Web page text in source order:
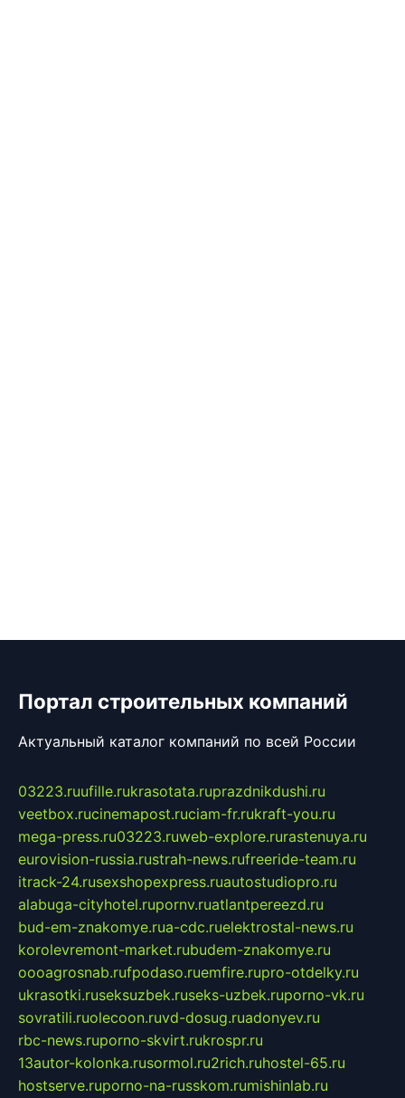
Портал строительных компаний
Актуальный каталог компаний по всей России
03223.ruufille.rukrasotata.ruprazdnikdushi.ru
veetbox.rucinemapost.ruciam-fr.rukraft-you.ru
mega-press.ru03223.ruweb-explore.rurastenuya.ru
eurovision-russia.rustrah-news.rufreeride-team.ru
itrack-24.rusexshopexpress.ruautostudiopro.ru
alabuga-cityhotel.rupornv.ruatlantpereezd.ru
bud-em-znakomye.rua-cdc.ruelektrostal-news.ru
korolevremont-market.rubudem-znakomye.ru
oooagrosnab.rufpodaso.ruemfire.rupro-otdelky.ru
ukrasotki.ruseksuzbek.ruseks-uzbek.ruporno-vk.ru
sovratili.ruolecoon.ruvd-dosug.ruadonyev.ru
rbc-news.ruporno-skvirt.rukrospr.ru
13autor-kolonka.rusormol.ru2rich.ruhostel-65.ru
hostserve.ruporno-na-russkom.rumishinlab.ru